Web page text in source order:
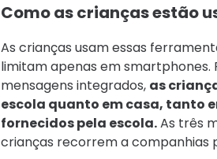
Como as crianças estão
As crianças usam essas
limitam apenas em smartphones.
mensagens integrados, as
escola quanto em casa, tanto
fornecidos pela escola.As três
crianças recorrem a companhias